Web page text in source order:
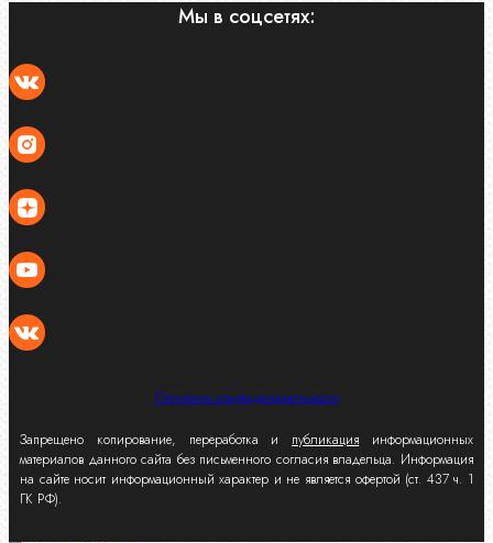
Мы в соцсетях:
Политика конфиденциальности
Запрещено копирование, переработка и публикация информационных
материалов данного сайта без письменного согласия владельца. Информация
на сайте носит информационный характер и не является офертой (ст. 437 ч. 1
ГК РФ).